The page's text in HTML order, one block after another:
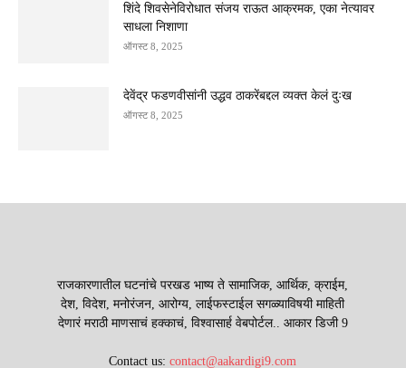
शिंदे शिवसेनेविरोधात संजय राऊत आक्रमक, एका नेत्यावर
साधला निशाणा
ऑगस्ट 8, 2025
देवेंद्र फडणवीसांनी उद्धव ठाकरेंबद्दल व्यक्त केलं दुःख
ऑगस्ट 8, 2025
राजकारणातील घटनांचे परखड भाष्य ते सामाजिक, आर्थिक, क्राईम,
देश, विदेश, मनोरंजन, आरोग्य, लाईफस्टाईल सगळ्याविषयी माहिती
देणारं मराठी माणसाचं हक्काचं, विश्वासार्ह वेबपोर्टल.. आकार डिजी 9
Contact us:contact@aakardigi9.com